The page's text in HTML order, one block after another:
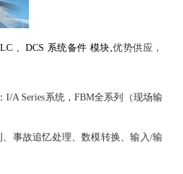
、DCS 系统备件 模块 优势供应，
I/A Series系统，FBM全系列（现场输
事故追忆处理、数模转换、输入 /输